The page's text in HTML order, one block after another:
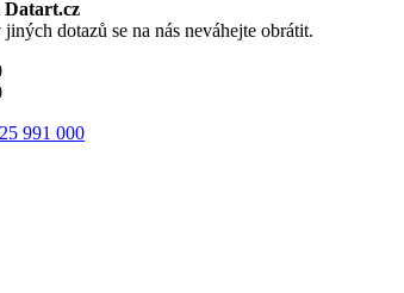
Datart.cz
dotazů se na nás neváhejte obrátit.
991 000